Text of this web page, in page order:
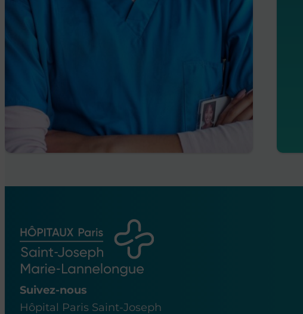
Suivez-nous
Hôpital Paris Saint-Joseph